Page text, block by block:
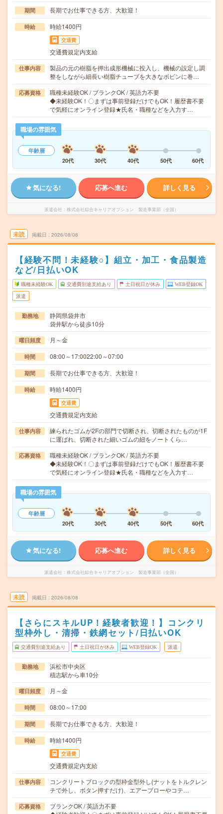
期間 長期でお仕事できる方、大歓迎！
時給 時給1400円
交通費
交通費規定内支給
仕事内容
製品の元の樹脂を押出成形機械に投入し、機械の設定し調
整をしながら細長い樹脂チューブを大きなボビンに巻…
応募資格
職種未経験OK / ブランクOK / 英語力不要
◆未経験OK！〇まずは事前登録だけでもOK！履歴書不要
で気軽にオンライン登録★氏名・職種などを入力す…
職場の雰囲気
年齢層
20代
30代 40代 50代 60代
気になる! 応募へ進む 詳しく見る
派遣会社 株式会社綜合キャリアオプション 製造事業部（全国）
未読 掲載日 2026/08/08
【経験不問！未経験○】組立・加工・食品製造
など/日払いOK
職種未経験OK 交通費別途支給あり 土日祝日が休み WEB登録OK
派遣
勤務地
静岡県袋井市
袋井駅から徒歩10分
曜日頻度 月～金
時間 08:00～17:0022:00～07:00
期間 長期でお仕事できる方、大歓迎！
時給 時給1400円
交通費
交通費規定内支給
仕事内容
練られたゴムが2Fの部門で切断され、切断されたものが1F
に運ばれ、切断された細いゴムの紐をノートくら…
応募資格
職種未経験OK / ブランクOK / 英語力不要
◆未経験OK！〇まずは事前登録だけでもOK！履歴書不要
で気軽にオンライン登録★氏名・職種などを入力す…
職場の雰囲気
年齢層
20代
30代 40代 50代 60代
気になる! 応募へ進む 詳しく見る
派遣会社 株式会社綜合キャリアオプション 製造事業部（全国）
未読 掲載日 2026/08/08
【さらにスキルUP！経験者歓迎！】コンクリ
型枠外し・清掃・鉄網セット/日払いOK
交通費別途支給あり 土日祝日が休み WEB登録OK 派遣
勤務地
浜松市中央区
積志駅から車10分
曜日頻度 月～金
時間 08:00～17:00
期間 長期でお仕事できる方、大歓迎！
時給 時給1400円
交通費
交通費規定内支給
仕事内容
コンクリートブロックの型枠金型外し(ナットをトルクレン
チで外し、ボタン押すだけ)、エアーブローやコテ…
応募資格
ブランクOK / 英語力不要